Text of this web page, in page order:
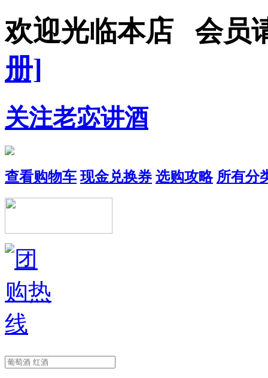
欢迎光临本店 会员
册]
关注老宓讲酒
查看购物车 现金兑换券 选购攻略 所有分